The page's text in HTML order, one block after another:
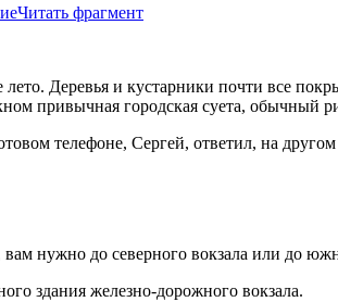
Читать фрагмент
лето. Деревья и кустарники почти все
привычная городская суета, обычный
телефоне, Сергей, ответил, на
нужно до северного вокзала или до
здания железно-дорожного вокзала.